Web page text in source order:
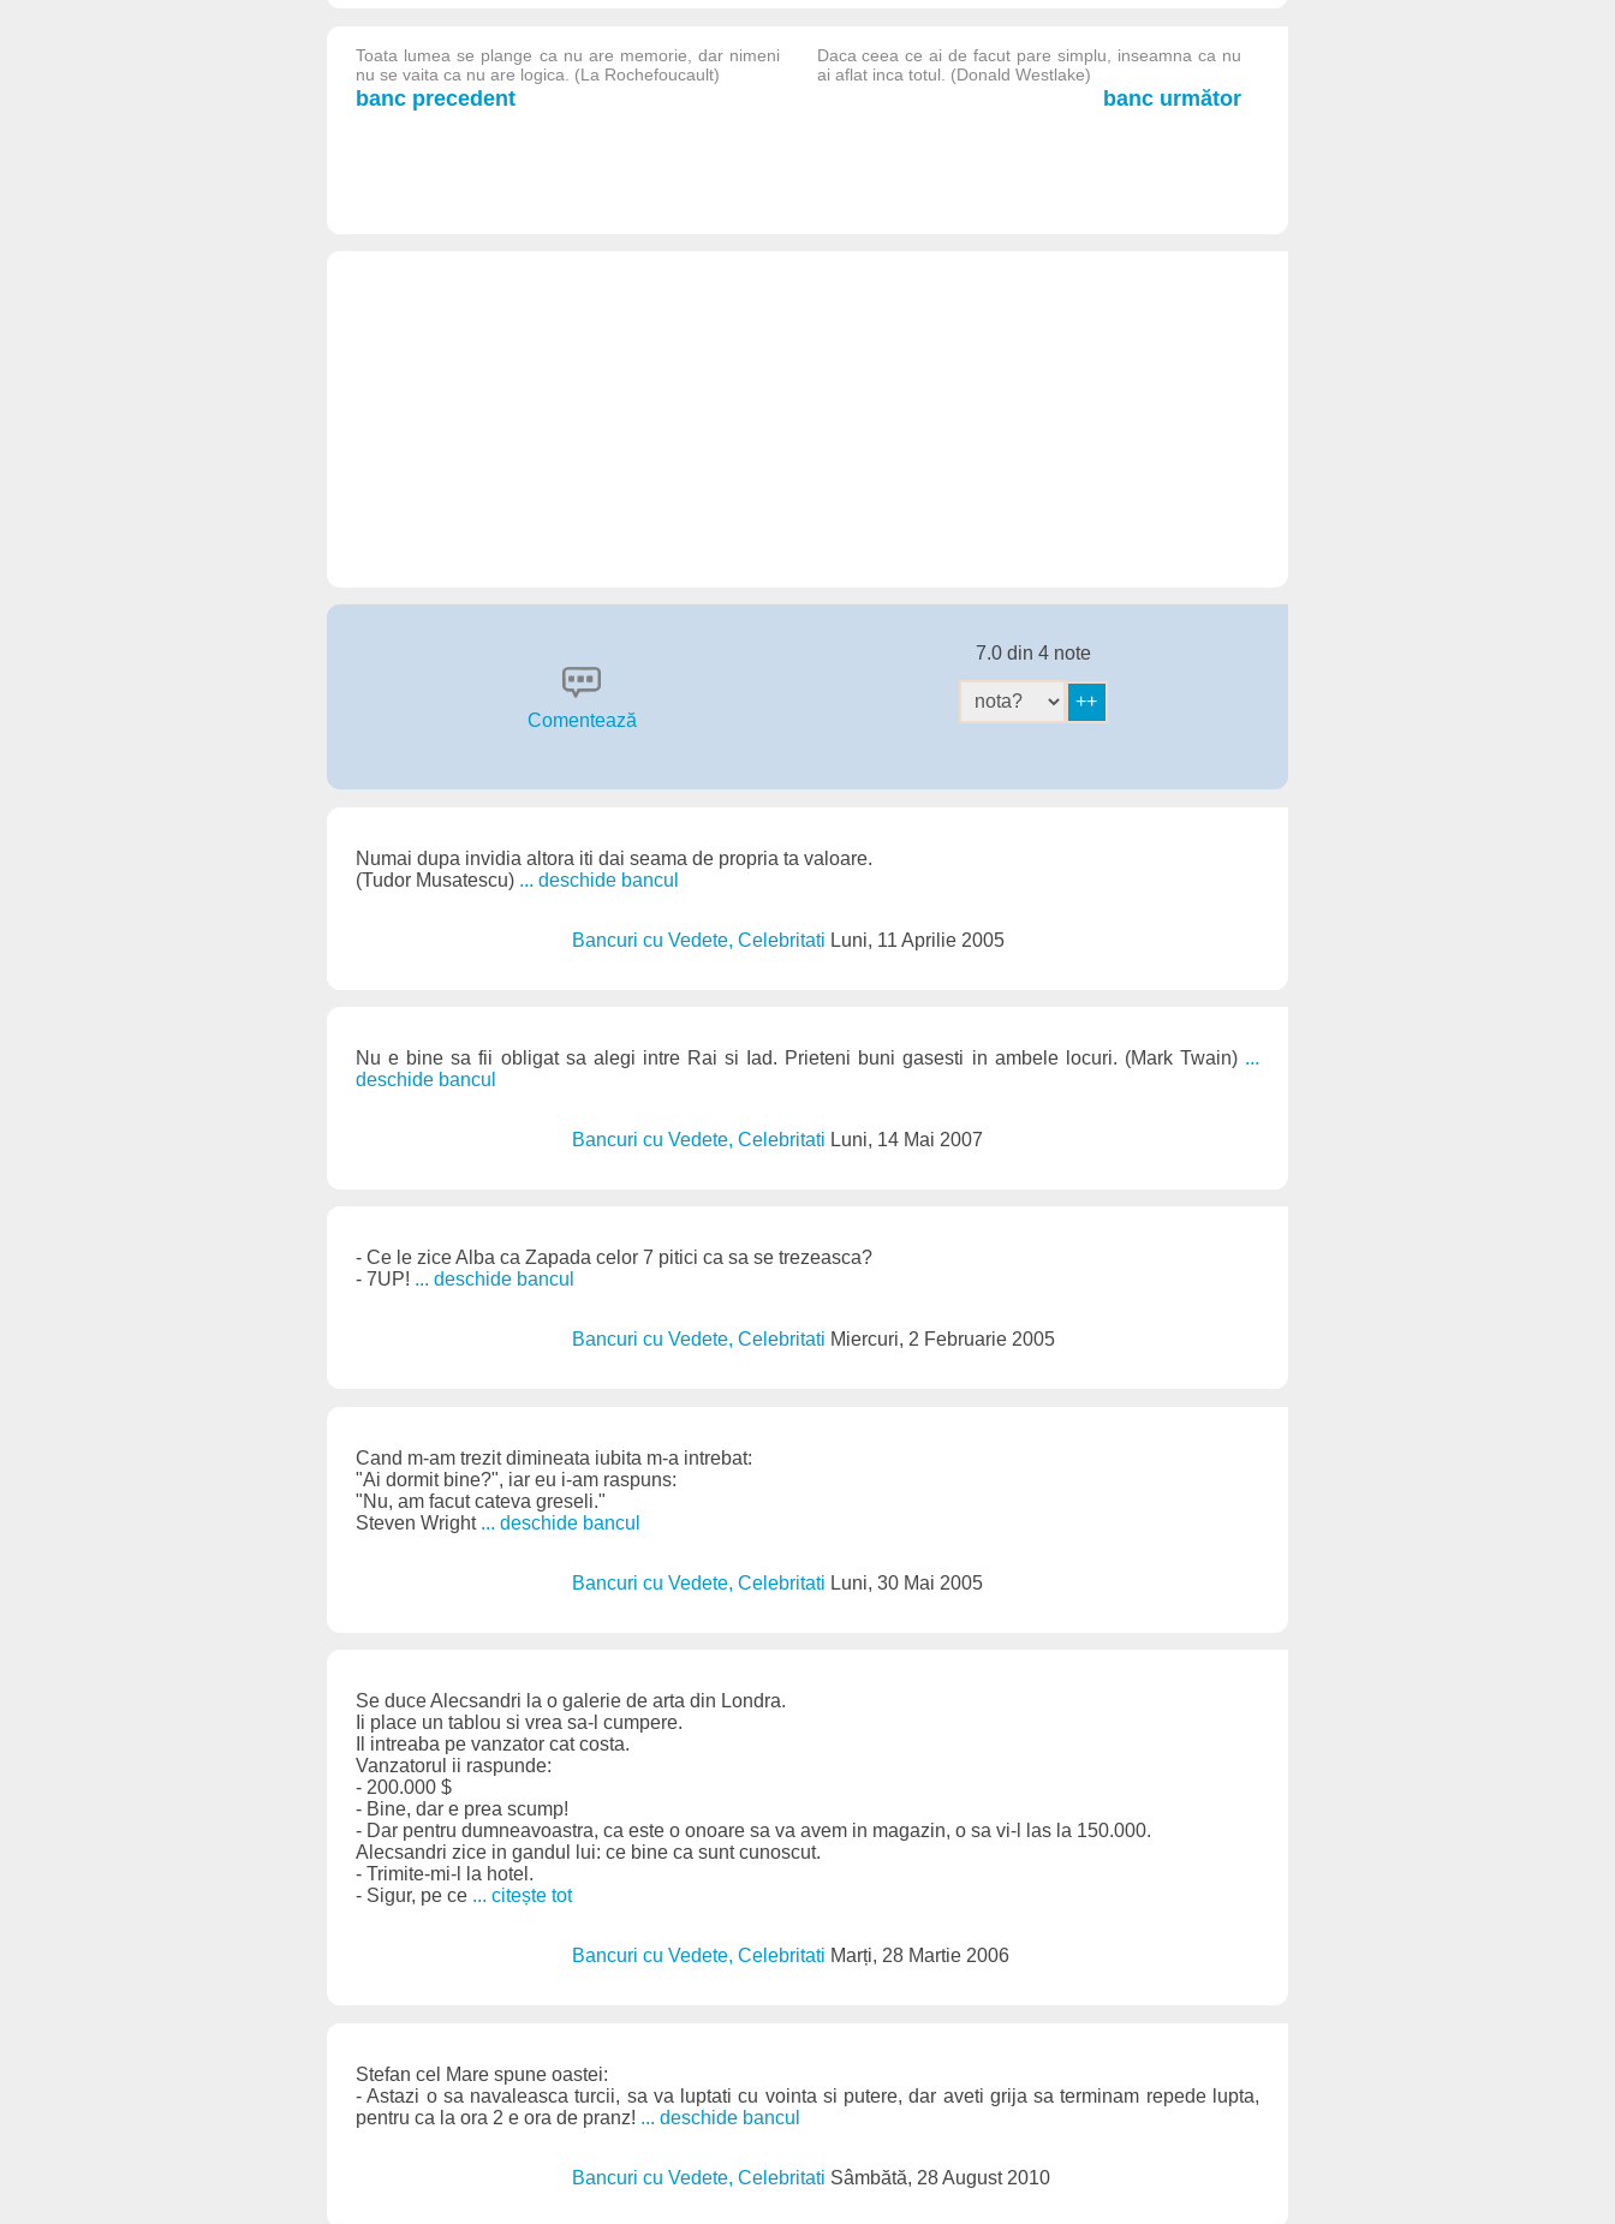
Toata lumea se plange ca nu are memorie, dar nimeni
nu se vaita ca nu are logica. (La Rochefoucault)
banc precedent
Daca ceea ce ai de facut pare simplu, inseamna ca nu
ai aflat inca totul. (Donald Westlake)
banc următor
Comentează
7.0 din 4 note
Numai dupa invidia altora iti dai seama de propria ta valoare.
(Tudor Musatescu) ... deschide bancul
Bancuri cu Vedete, Celebritati Luni, 11 Aprilie 2005
Nu e bine sa fii obligat sa alegi intre Rai si Iad. Prieteni buni gasesti in ambele locuri. (Mark Twain) ...
deschide bancul
Bancuri cu Vedete, Celebritati Luni, 14 Mai 2007
- Ce le zice Alba ca Zapada celor 7 pitici ca sa se trezeasca?
- 7UP! ... deschide bancul
Bancuri cu Vedete, Celebritati Miercuri, 2 Februarie 2005
Cand m-am trezit dimineata iubita m-a intrebat:
"Ai dormit bine?", iar eu i-am raspuns:
"Nu, am facut cateva greseli."
Steven Wright ... deschide bancul
Bancuri cu Vedete, Celebritati Luni, 30 Mai 2005
Se duce Alecsandri la o galerie de arta din Londra.
Ii place un tablou si vrea sa-l cumpere.
Il intreaba pe vanzator cat costa.
Vanzatorul ii raspunde:
- 200.000 $
- Bine, dar e prea scump!
- Dar pentru dumneavoastra, ca este o onoare sa va avem in magazin, o sa vi-l las la 150.000.
Alecsandri zice in gandul lui: ce bine ca sunt cunoscut.
- Trimite-mi-l la hotel.
- Sigur, pe ce ... citește tot
Bancuri cu Vedete, Celebritati Marți, 28 Martie 2006
Stefan cel Mare spune oastei:
- Astazi o sa navaleasca turcii, sa va luptati cu vointa si putere, dar aveti grija sa terminam repede lupta,
pentru ca la ora 2 e ora de pranz! ... deschide bancul
Bancuri cu Vedete, Celebritati Sâmbătă, 28 August 2010